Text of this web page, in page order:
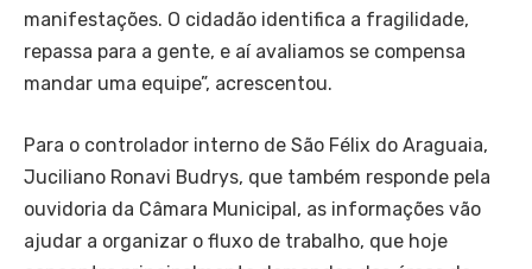
manifestações. O cidadão identifica a fragilidade,
repassa para a gente, e aí avaliamos se compensa
mandar uma equipe”, acrescentou.
Para o controlador interno de São Félix do Araguaia,
Juciliano Ronavi Budrys, que também responde pela
ouvidoria da Câmara Municipal, as informações vão
ajudar a organizar o fluxo de trabalho, que hoje